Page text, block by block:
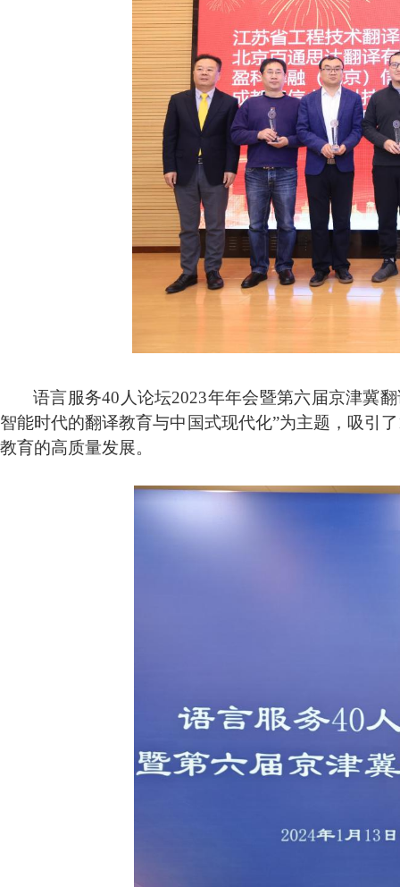
语言服务40人论坛2023年年会暨第六届京津冀
智能时代的翻译教育与中国式现代化”为主题，吸引
教育的高质量发展。